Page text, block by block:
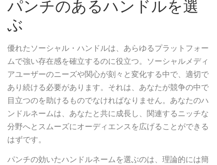
パンチのあるハンドルを選
ぶ
優れたソーシャル・ハンドルは、あらゆるプラットフォー
ムで強い存在感を確立するのに役立つ。ソーシャルメディ
アユーザーのニーズや関心が刻々と変化する中で、適切で
あり続ける必要があります。それは、あなたが競争の中で
目立つのを助けるものでなければなりません。あなたのハ
ンドルネームは、あなたと共に成長し、関連するニッチな
分野へとスムーズにオーディエンスを広げることができる
はずです。
パンチの効いたハンドルネームを選ぶのは、理論的には簡